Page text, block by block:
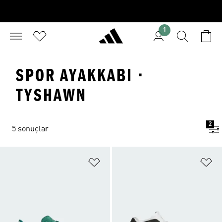
1
SPOR AYAKKABI ·
TYSHAWN
5 sonuçlar
2